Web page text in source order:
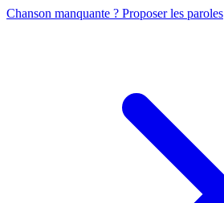
Chanson manquante ? Proposer les paroles